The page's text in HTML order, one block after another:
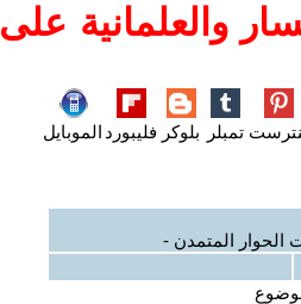
والعلمانية على
تمبلر بلوكر فليبورد الموبايل
الحوار المتمدن -